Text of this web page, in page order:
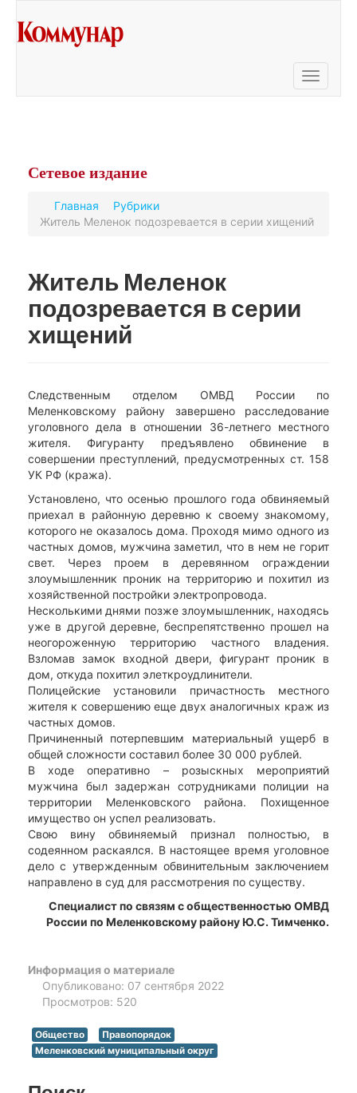
Toggle
Сетевое издание
Главная
Рубрики
Житель Меленок подозревается в серии хищений
Житель Меленок
подозревается в серии
хищений
Следственным отделом ОМВД России по
Меленковскому району завершено расследование
уголовного дела в отношении 36-летнего местного
жителя. Фигуранту предъявлено обвинение в
совершении преступлений, предусмотренных ст. 158
УК РФ (кража).
Установлено, что осенью прошлого года обвиняемый
приехал в районную деревню к своему знакомому,
которого не оказалось дома. Проходя мимо одного из
частных домов, мужчина заметил, что в нем не горит
свет. Через проем в деревянном ограждении
злоумышленник проник на территорию и похитил из
хозяйственной постройки электропровода.
Несколькими днями позже злоумышленник, находясь
уже в другой деревне, беспрепятственно прошел на
неогороженную территорию частного владения.
Взломав замок входной двери, фигурант проник в
дом, откуда похитил элеткроудлинители.
Полицейские установили причастность местного
жителя к совершению еще двух аналогичных краж из
частных домов.
Причиненный потерпевшим материальный ущерб в
общей сложности составил более 30 000 рублей.
В ходе оперативно – розыскных мероприятий
мужчина был задержан сотрудниками полиции на
территории Меленковского района. Похищенное
имущество он успел реализовать.
Свою вину обвиняемый признал полностью, в
содеянном раскаялся. В настоящее время уголовное
дело с утвержденным обвинительным заключением
направлено в суд для рассмотрения по существу.
Специалист по связям с общественностью ОМВД
России по Меленковскому району Ю.С. Тимченко.
Информация о материале
Опубликовано: 07 сентября 2022
Просмотров: 520
Общество
Правопорядок
Меленковский муниципальный округ